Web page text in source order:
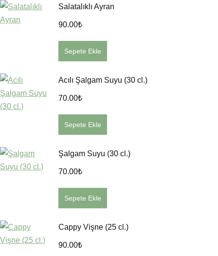
Salatalıklı Ayran
90.00₺
Sepete Ekle
Acılı Şalgam Suyu (30 cl.)
70.00₺
Sepete Ekle
Şalgam Suyu (30 cl.)
70.00₺
Sepete Ekle
Cappy Vişne (25 cl.)
90.00₺